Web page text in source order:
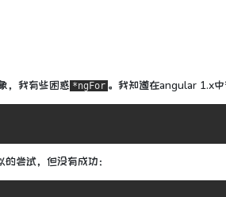
， 我有些困惑 *ngFor 。 我知道在angular 1.x
尝试，但没有成功：